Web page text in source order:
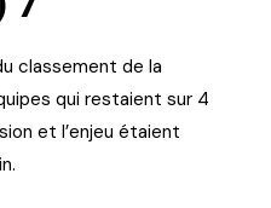
classement de la
qui restaient sur 4
et l’enjeu étaient